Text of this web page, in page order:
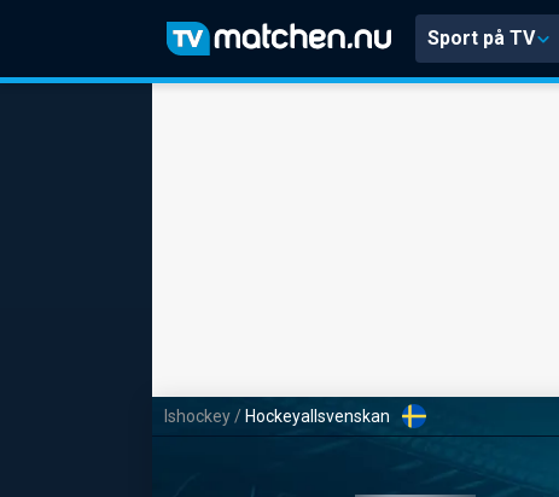
Sport på TV
Ishockey / Hockeyallsvenskan